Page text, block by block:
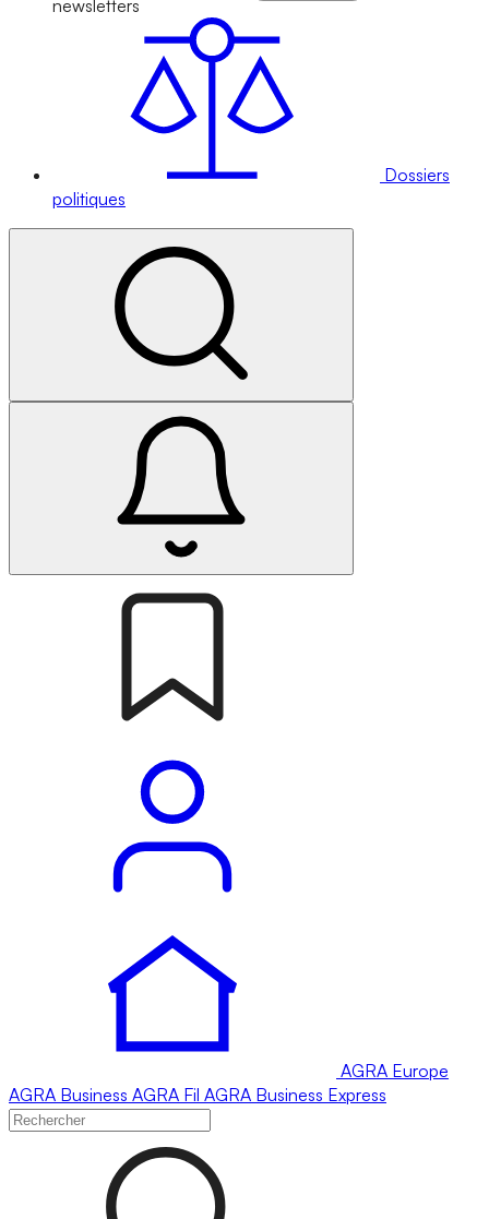
newsletters
Dossiers
politiques
AGRA Europe
AGRA Business AGRA Fil AGRA Business Express